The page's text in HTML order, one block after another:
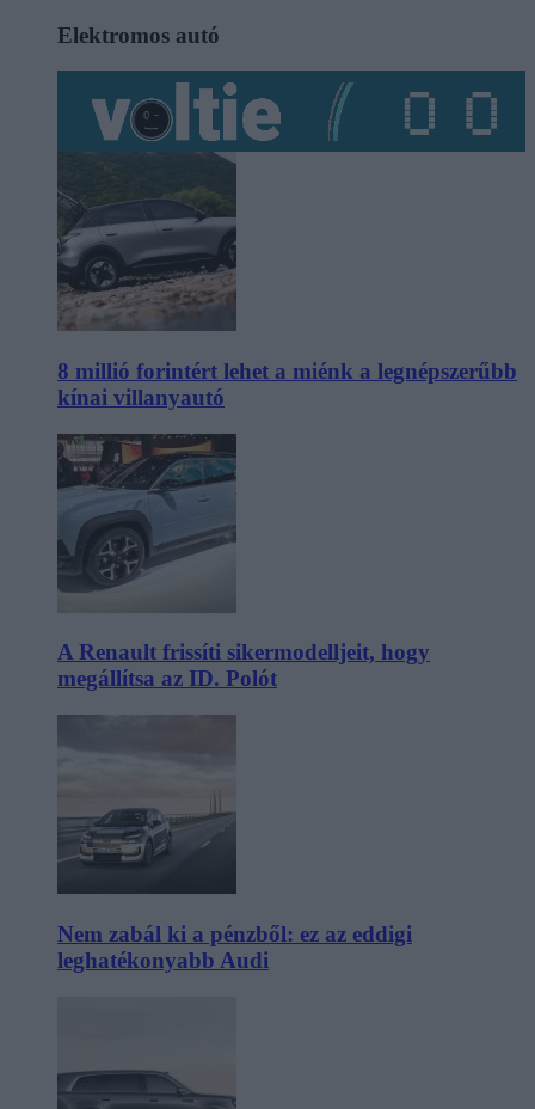
Elektromos autó
8 millió forintért lehet a miénk a legnépszerűbb
kínai villanyautó
A Renault frissíti sikermodelljeit, hogy
megállítsa az ID. Polót
Nem zabál ki a pénzből: ez az eddigi
leghatékonyabb Audi